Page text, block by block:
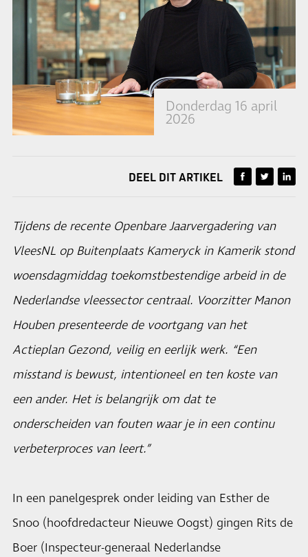
Donderdag 16 april
2026
DEEL DIT ARTIKEL
Tijdens de recente Openbare Jaarvergadering van
VleesNL op Buitenplaats Kameryck in Kamerik stond
woensdagmiddag toekomstbestendige arbeid in de
Nederlandse vleessector centraal. Voorzitter Manon
Houben presenteerde de voortgang van het
Actieplan Gezond, veilig en eerlijk werk. “Een
misstand is bewust, intentioneel en ten koste van
een ander. Het is belangrijk om dat te
onderscheiden van fouten waar je in een continu
verbeterproces van leert.”
In een panelgesprek onder leiding van Esther de
Snoo (hoofdredacteur Nieuwe Oogst) gingen Rits de
Boer (Inspecteur-generaal Nederlandse